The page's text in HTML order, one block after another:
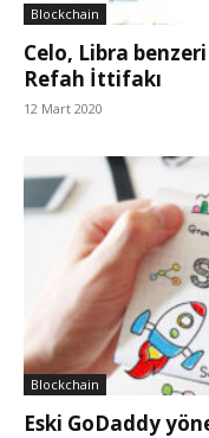
Blockchain
Celo, Libra
Refah İttifakı
12 Mart 2020
Blockchain
Eski GoDaddy